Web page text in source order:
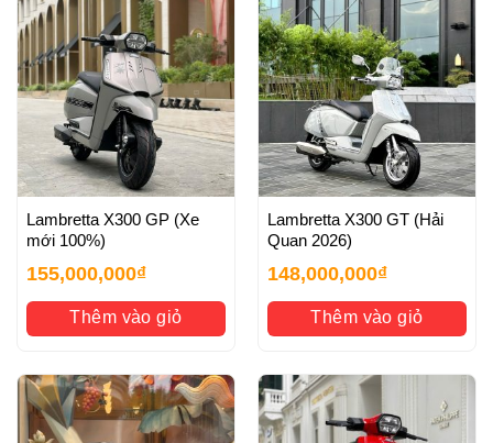
Lambretta X300 GP (Xe
mới 100%)
155,000,000₫
Thêm vào giỏ
Lambretta X300 GT (Hải
Quan 2026)
148,000,000₫
Thêm vào giỏ